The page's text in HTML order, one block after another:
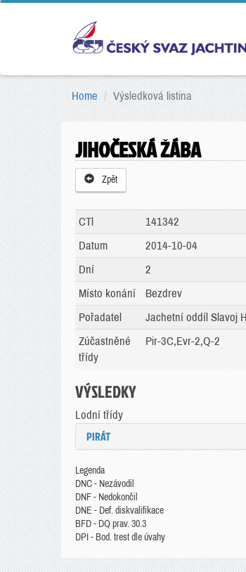
Home Výsledková listina
JIHOČESKÁ ŽÁBA
Zpět
CTl
141342
Datum
2014-10-04
Dní
2
Místo konání
Bezdrev
Pořadatel
Jachetní oddíl Slavoj
Zúčastněné
třídy
Pir-3C,Evr-2,Q-2
VÝSLEDKY
Lodní třídy
PIRÁT
Legenda
DNC - Nezávodil
DNF - Nedokončil
DNE - Def. diskvalifikace
BFD - DQ prav. 30.3
DPI - Bod. trest dle úvahy